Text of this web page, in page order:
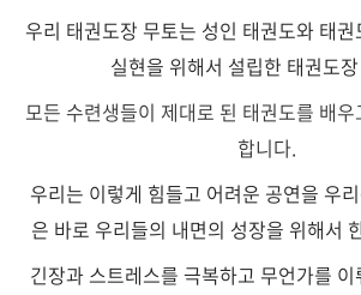
우리 태권도장 무토는 성인 태권도와 태
실현을 위해서 설립한 태권도
모든 수련생들이 제대로 된 태권도를 배
합니다.
우리는 이렇게 힘들고 어려운 공연을 우
은 바로 우리들의 내면의 성장을 위해서
긴장과 스트레스를 극복하고 무언가를